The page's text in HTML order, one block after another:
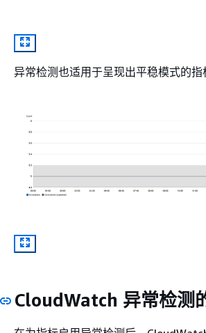
异常检测也适用于呈现出平稳模式的指
CloudWatch 异常检测